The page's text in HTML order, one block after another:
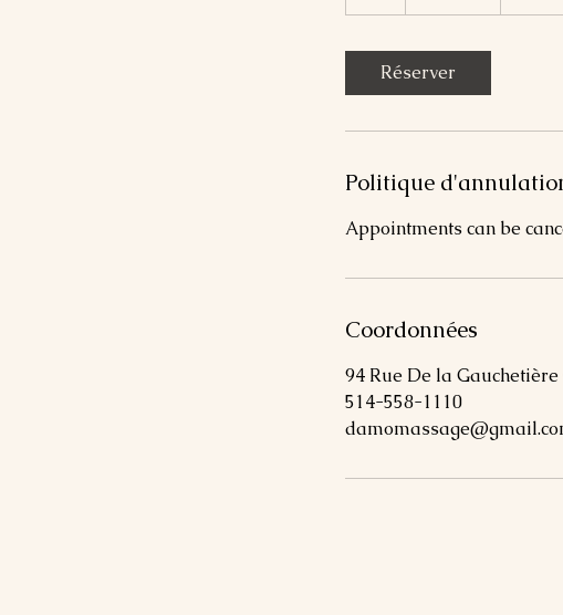
Réserver
Politique
Appointments can be
Coordonnées
94 Rue De la
514-558-1110